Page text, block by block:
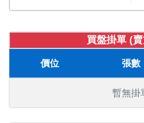
買盤掛單 (
價位 張數
暫無掛